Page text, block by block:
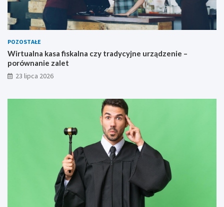
POZOSTAŁE
Wirtualna kasa fiskalna czy tradycyjne urządzenie –
porównanie zalet
23 lipca 2026